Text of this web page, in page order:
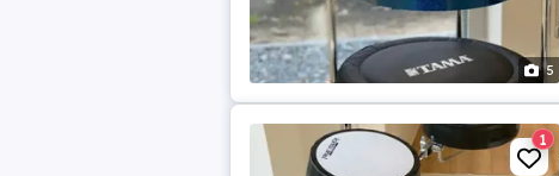
5
1